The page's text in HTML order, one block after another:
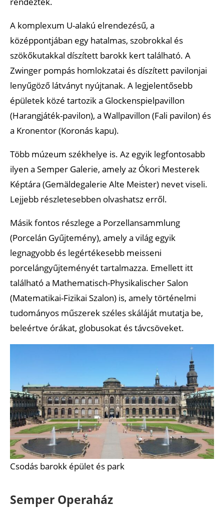
A komplexum U-alakú elrendezésű, a
középpontjában egy hatalmas, szobrokkal és
szökőkutakkal díszített barokk kert található. A
Zwinger pompás homlokzatai és díszített pavilonjai
lenyűgöző látványt nyújtanak. A legjelentősebb
épületek közé tartozik a Glockenspielpavillon
(Harangjáték-pavilon), a Wallpavillon (Fali pavilon) és
a Kronentor (Koronás kapu).
Több múzeum székhelye is. Az egyik legfontosabb
ilyen a Semper Galerie, amely az Ókori Mesterek
Képtára (Gemäldegalerie Alte Meister) nevet viseli.
Lejjebb részletesebben olvashatsz erről.
Másik fontos részlege a Porzellansammlung
(Porcelán Gyűjtemény), amely a világ egyik
legnagyobb és legértékesebb meisseni
porcelángyűjteményét tartalmazza. Emellett itt
található a Mathematisch-Physikalischer Salon
(Matematikai-Fizikai Szalon) is, amely történelmi
tudományos műszerek széles skáláját mutatja be,
beleértve órákat, globusokat és távcsöveket.
Csodás barokk épület és park
Semper Operaház